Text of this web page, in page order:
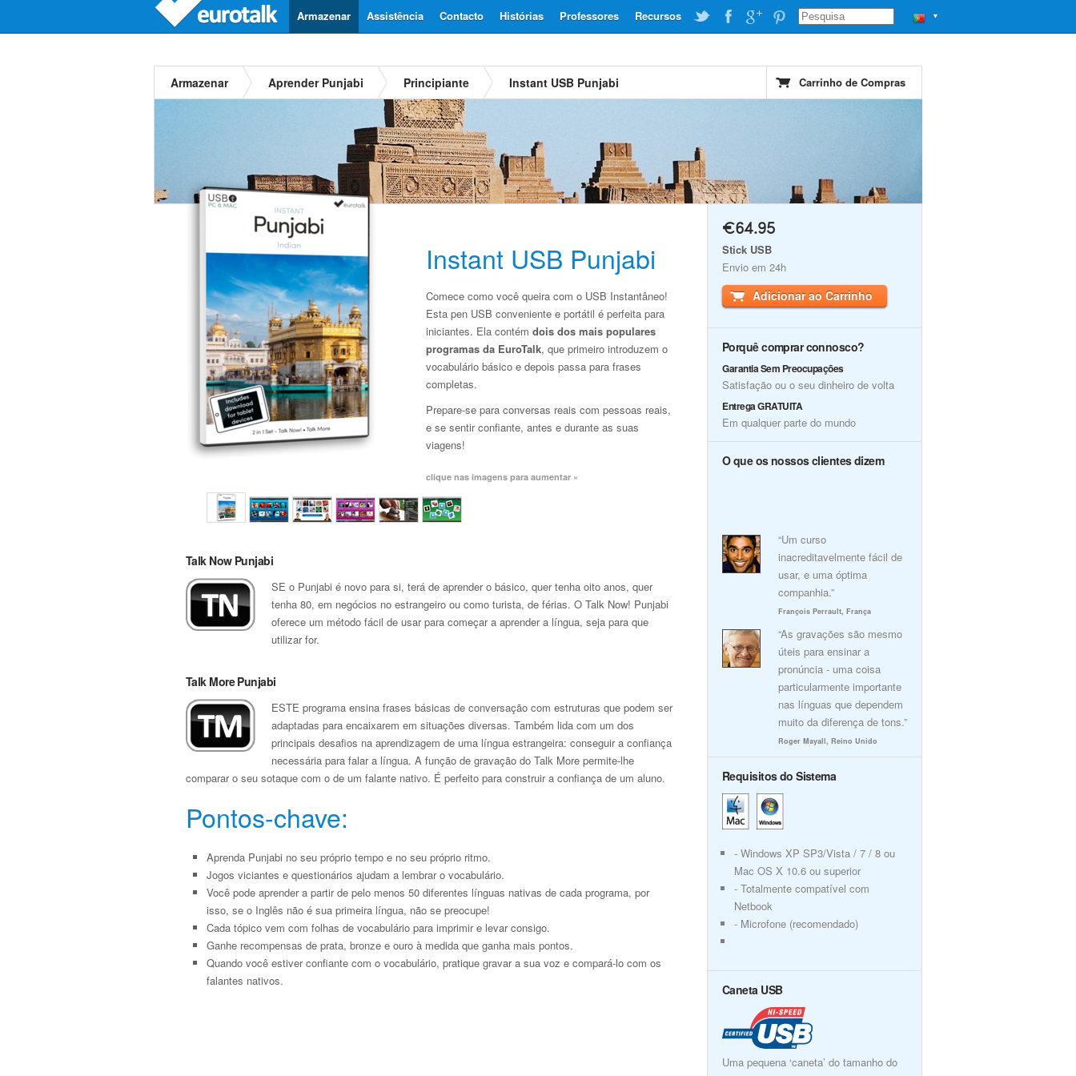
▼
Recursos
Professores
Histórias
Contacto
Assistência
Armazenar
Armazenar Aprender Punjabi Principiante Instant USB Punjabi Carrinho de Compras
Instant USB Punjabi
Comece como você queira com o USB Instantâneo!
Esta pen USB conveniente e portátil é perfeita para
iniciantes. Ela contém dois dos mais populares
programas da EuroTalk, que primeiro introduzem o
vocabulário básico e depois passa para frases
completas.
Prepare-se para conversas reais com pessoas reais,
e se sentir confiante, antes e durante as suas
viagens!
clique nas imagens para aumentar »
Talk Now Punjabi
SE o Punjabi é novo para si, terá de aprender o básico, quer tenha oito anos, quer
tenha 80, em negócios no estrangeiro ou como turista, de férias. O Talk Now! Punjabi
oferece um método fácil de usar para começar a aprender a língua, seja para que
utilizar for.
Talk More Punjabi
ESTE programa ensina frases básicas de conversação com estruturas que podem ser
adaptadas para encaixarem em situações diversas. Também lida com um dos
principais desafios na aprendizagem de uma língua estrangeira: conseguir a confiança
necessária para falar a língua. A função de gravação do Talk More permite-lhe
comparar o seu sotaque com o de um falante nativo. É perfeito para construir a confiança de um aluno.
Pontos-chave:
Aprenda Punjabi no seu próprio tempo e no seu próprio ritmo.
Jogos viciantes e questionários ajudam a lembrar o vocabulário.
Você pode aprender a partir de pelo menos 50 diferentes línguas nativas de cada programa, por
isso, se o Inglês não é sua primeira língua, não se preocupe!
Cada tópico vem com folhas de vocabulário para imprimir e levar consigo.
Ganhe recompensas de prata, bronze e ouro à medida que ganha mais pontos.
Quando você estiver confiante com o vocabulário, pratique gravar a sua voz e compará-lo com os
falantes nativos.
€64.95
Stick USB
Envio em 24h
Adicionar ao Carrinho
Porquê comprar connosco?
Garantia Sem Preocupações
Satisfação ou o seu dinheiro de volta
Entrega GRATUITA
Em qualquer parte do mundo
O que os nossos clientes dizem
“Um curso
inacreditavelmente fácil de
usar, e uma óptima
companhia.”
François Perrault, França
“As gravações são mesmo
úteis para ensinar a
pronúncia - uma coisa
particularmente importante
nas línguas que dependem
muito da diferença de tons.”
Roger Mayall, Reino Unido
Requisitos do Sistema
- Windows XP SP3/Vista / 7 / 8 ou
Mac OS X 10.6 ou superior
- Totalmente compatível com
Netbook
- Microfone (recomendado)
Caneta USB
Uma pequena ‘caneta’ do tamanho do